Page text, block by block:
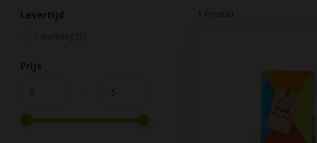
Levertijd
Prijs
1 Product